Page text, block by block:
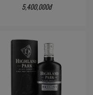
5,400,000đ